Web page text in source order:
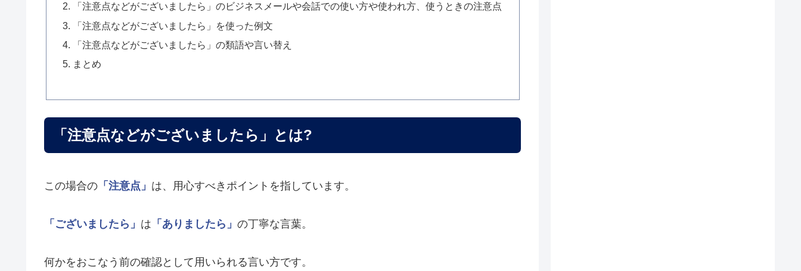
「注意点などがございましたら」のビジネスメールや会話での使い方や使われ方、使うときの注意点
「注意点などがございましたら」を使った例文
「注意点などがございましたら」の類語や言い替え
まとめ
「注意点などがございましたら」とは?
この場合の 「注意点」 は、用心すべきポイントを指しています。
「ございましたら」 は 「ありましたら」 の丁寧な言葉。
何かをおこなう前の確認として用いられる言い方です。